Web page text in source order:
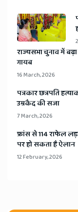
​राज्यसभा चुनाव में
गायब
16 March, 2026
​पत्रकार छत्रपति
उम्रकैद की सजा
7 March, 2026
​फ्रांस से 114 राफेल
पर हो सकता है ऐलान
12 February, 2026